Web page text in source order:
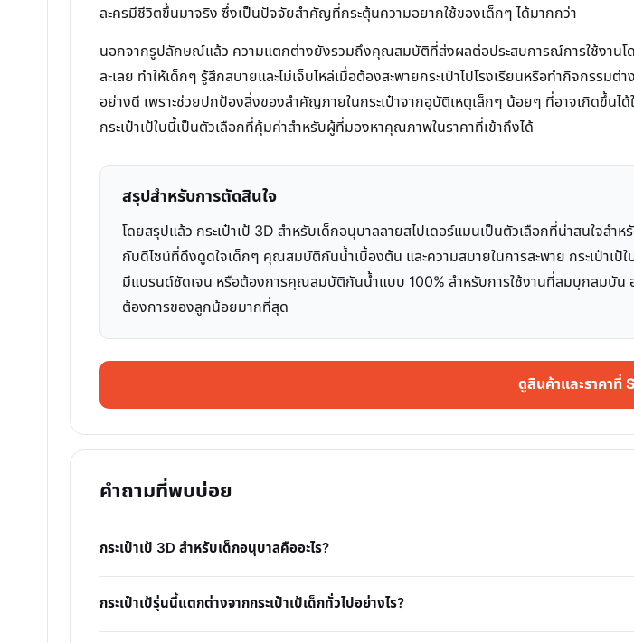
ละครมีชีวิตขึ้นมาจริง ซึ่งเป็นปัจจัยสำคัญที่กระตุ้นความอยากใช้ของเด็กๆ ได้มากกว่า
นอกจากรูปลักษณ์แล้ว ความแตกต่างยังรวมถึงคุณสมบัติที่ส่งผลต่อประสบการณ์การใช้งานโ
ละเลย ทำให้เด็กๆ รู้สึกสบายและไม่เจ็บไหล่เมื่อต้องสะพายกระเป๋าไปโรงเรียนหรือทำกิจกรร
อย่างดี เพราะช่วยปกป้องสิ่งของสำคัญภายในกระเป๋าจากอุบัติเหตุเล็กๆ น้อยๆ ที่อาจเกิดขึ้น
กระเป๋าเป้ใบนี้เป็นตัวเลือกที่คุ้มค่าสำหรับผู้ที่มองหาคุณภาพในราคาที่เข้าถึงได้
สรุปสำหรับการตัดสินใจ
โดยสรุปแล้ว กระเป๋าเป้ 3D สำหรับเด็กอนุบาลลายสไปเดอร์แมนเป็นตัวเลือกที่น่าสนใจ
กับดีไซน์ที่ดึงดูดใจเด็กๆ คุณสมบัติกันน้ำเบื้องต้น และความสบายในการสะพาย กระเป๋าเ
มีแบรนด์ชัดเจน หรือต้องการคุณสมบัติกันน้ำแบบ 100% สำหรับการใช้งานที่สมบุกสมบัน
ต้องการของลูกน้อยมากที่สุด
ดูสินค้าและราคาที่
คำถามที่พบบ่อย
กระเป๋าเป้ 3D สำหรับเด็กอนุบาลคืออะไร?
กระเป๋าเป้รุ่นนี้แตกต่างจากกระเป๋าเป้เด็กทั่วไปอย่างไร?